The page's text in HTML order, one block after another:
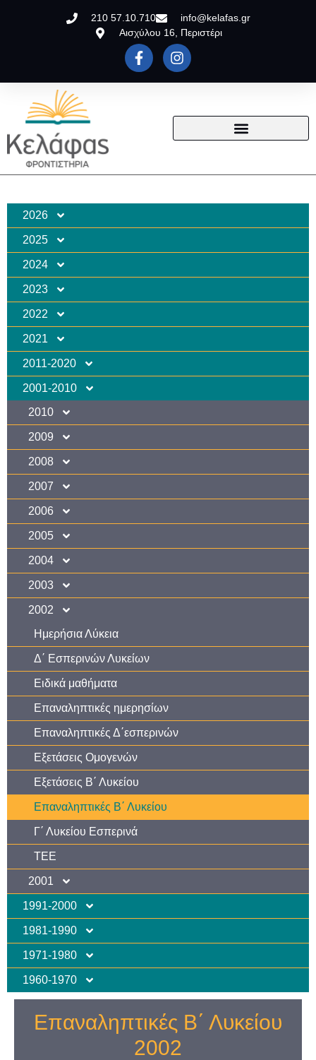
210 57.10.710
info@kelafas.gr
Αισχύλου 16, Περιστέρι
2026
2025
2024
2023
2022
2021
2011-2020
2001-2010
2010
2009
2008
2007
2006
2005
2004
2003
2002
Ημερήσια Λύκεια
Δ΄ Εσπερινών Λυκείων
Ειδικά μαθήματα
Επαναληπτικές ημερησίων
Επαναληπτικές Δ΄εσπερινών
Εξετάσεις Ομογενών
Εξετάσεις Β΄ Λυκείου
Επαναληπτικές Β΄ Λυκείου
Γ΄ Λυκείου Εσπερινά
ΤΕΕ
2001
1991-2000
1981-1990
1971-1980
1960-1970
Επαναληπτικές Β΄ Λυκείου
2002